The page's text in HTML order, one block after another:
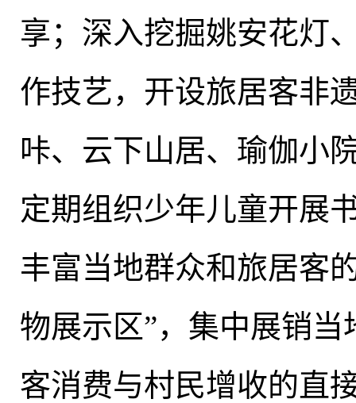
享； 深入挖掘姚安花灯
作技艺，开设旅居客非
咔、云下山居、瑜伽小
定期组织少年儿童开展
丰富当地群众和旅居客
物展示区”， 集中展销当
客消费与村民增收的直